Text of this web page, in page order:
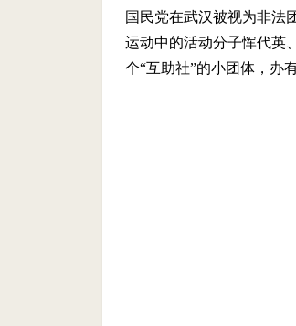
国民党在武汉被视为非法
运动中的活动分子恽代英
个“互助社”的小团体，办